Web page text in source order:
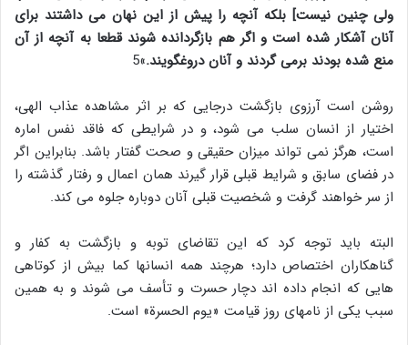
ولى چنين نيست] بلكه آنچه را پيش از اين نهان مى‏ داشتند براى
آنان آشكار شده است و اگر هم بازگردانده شوند قطعا به آنچه از آن
منع شده بودند برمى ‏گردند و آنان دروغگويند.»5
روشن است آرزوی بازگشت درجایی که بر اثر مشاهده عذاب الهی،
اختیار از انسان سلب می شود، و در شرایطی که فاقد نفس اماره
است، هرگز نمی تواند میزان حقیقی و صحت گفتار باشد. بنابراین اگر
در فضای سابق و شرایط قبلی قرار گیرند همان اعمال و رفتار گذشته را
از سر خواهند گرفت و شخصیت قبلی آنان دوباره جلوه می کند.
البته باید توجه کرد که این تقاضای توبه و بازگشت به کفار و
گناهکاران اختصاص دارد؛ هرچند همه انسانها کما بیش از کوتاهی
هایی که انجام داده اند دچار حسرت و تأسف می شوند و به همین
سبب یکی از نامهای روز قیامت «یوم الحسرة» است.